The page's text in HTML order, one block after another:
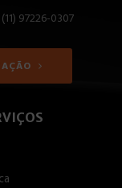
97226-0307